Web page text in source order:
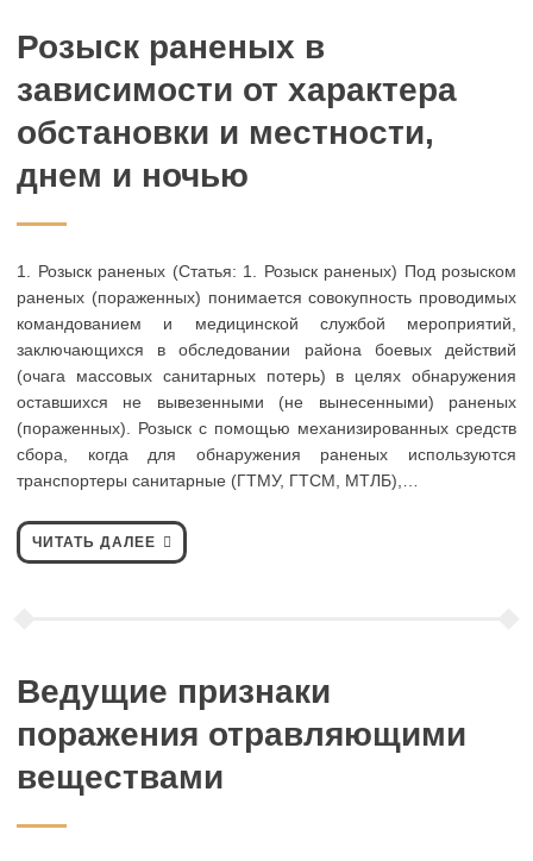
Розыск раненых в
зависимости от характера
обстановки и местности,
днем и ночью
1. Розыск раненых (Статья: 1. Розыск раненых) Под розыском
раненых (пораженных) понимается совокупность проводимых
командованием и медицинской службой мероприятий,
заключающихся в обследовании района боевых действий
(очага массовых санитарных потерь) в целях обнаружения
оставшихся не вывезенными (не вынесенными) раненых
(пораженных). Розыск с помощью механизированных средств
сбора, когда для обнаружения раненых используются
транспортеры санитарные (ГТМУ, ГТСМ, МТЛБ),…
ЧИТАТЬ ДАЛЕЕ
Ведущие признаки
поражения отравляющими
веществами